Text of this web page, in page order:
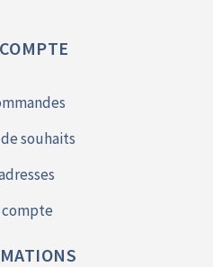
souhaits
compte